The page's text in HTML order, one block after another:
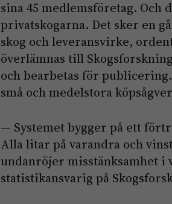
sina 45 medlemsföretag. Och
privatskogarna. Det sker en
skog och leveransvirke,
överlämnas till
och bearbetas för
små och medelstora
— Systemet bygger på ett
Alla litar på varandra och
undanröjer misstänksamhet
statistikansvarig på